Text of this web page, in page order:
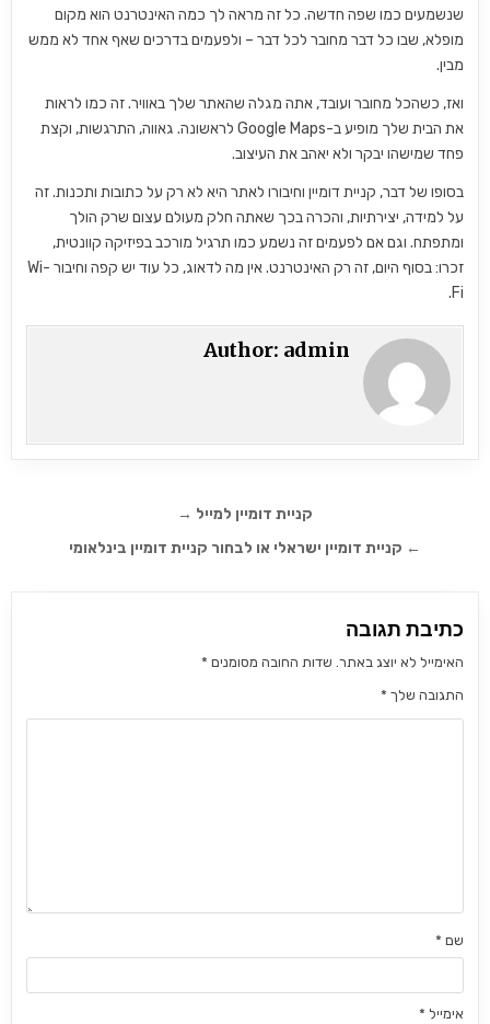
שנשמעים כמו שפה חדשה. כל זה מראה לך כמה האינטרנט הוא מקום
מופלא, שבו כל דבר מחובר לכל דבר – ולפעמים בדרכים שאף אחד לא ממש
מבין.
ואז, כשהכל מחובר ועובד, אתה מגלה שהאתר שלך באוויר. זה כמו לראות
את הבית שלך מופיע ב-Google Maps לראשונה. גאווה, התרגשות, וקצת
פחד שמישהו יבקר ולא יאהב את העיצוב.
בסופו של דבר, קניית דומיין וחיבורו לאתר היא לא רק על כתובות ותכנות. זה
על למידה, יצירתיות, והכרה בכך שאתה חלק מעולם עצום שרק הולך
ומתפתח. וגם אם לפעמים זה נשמע כמו תרגיל מורכב בפיזיקה קוונטית,
זכרו: בסוף היום, זה רק האינטרנט. אין מה לדאוג, כל עוד יש קפה וחיבור Wi-
Fi.
Author: admin
קניית דומיין למייל →
← קניית דומיין ישראלי או לבחור קניית דומיין בינלאומי
כתיבת תגובה
האימייל לא יוצג באתר. שדות החובה מסומנים *
התגובה שלך *
שם *
אימייל *